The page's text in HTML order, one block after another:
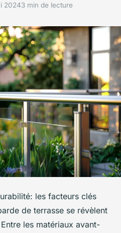
20243 min de lecture
les facteurs clés
de terrasse se révèlent
les matériaux avant-